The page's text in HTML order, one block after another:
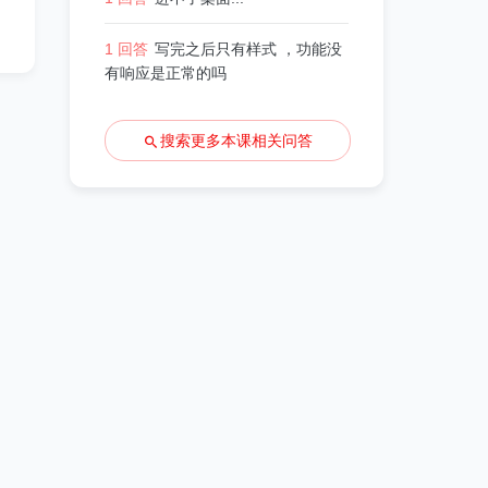
1 回答 写完之后只有样式 ，功能没
有响应是正常的吗
搜索更多本课相关问答